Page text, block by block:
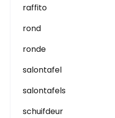
raffito
rond
ronde
salontafel
salontafels
schuifdeur